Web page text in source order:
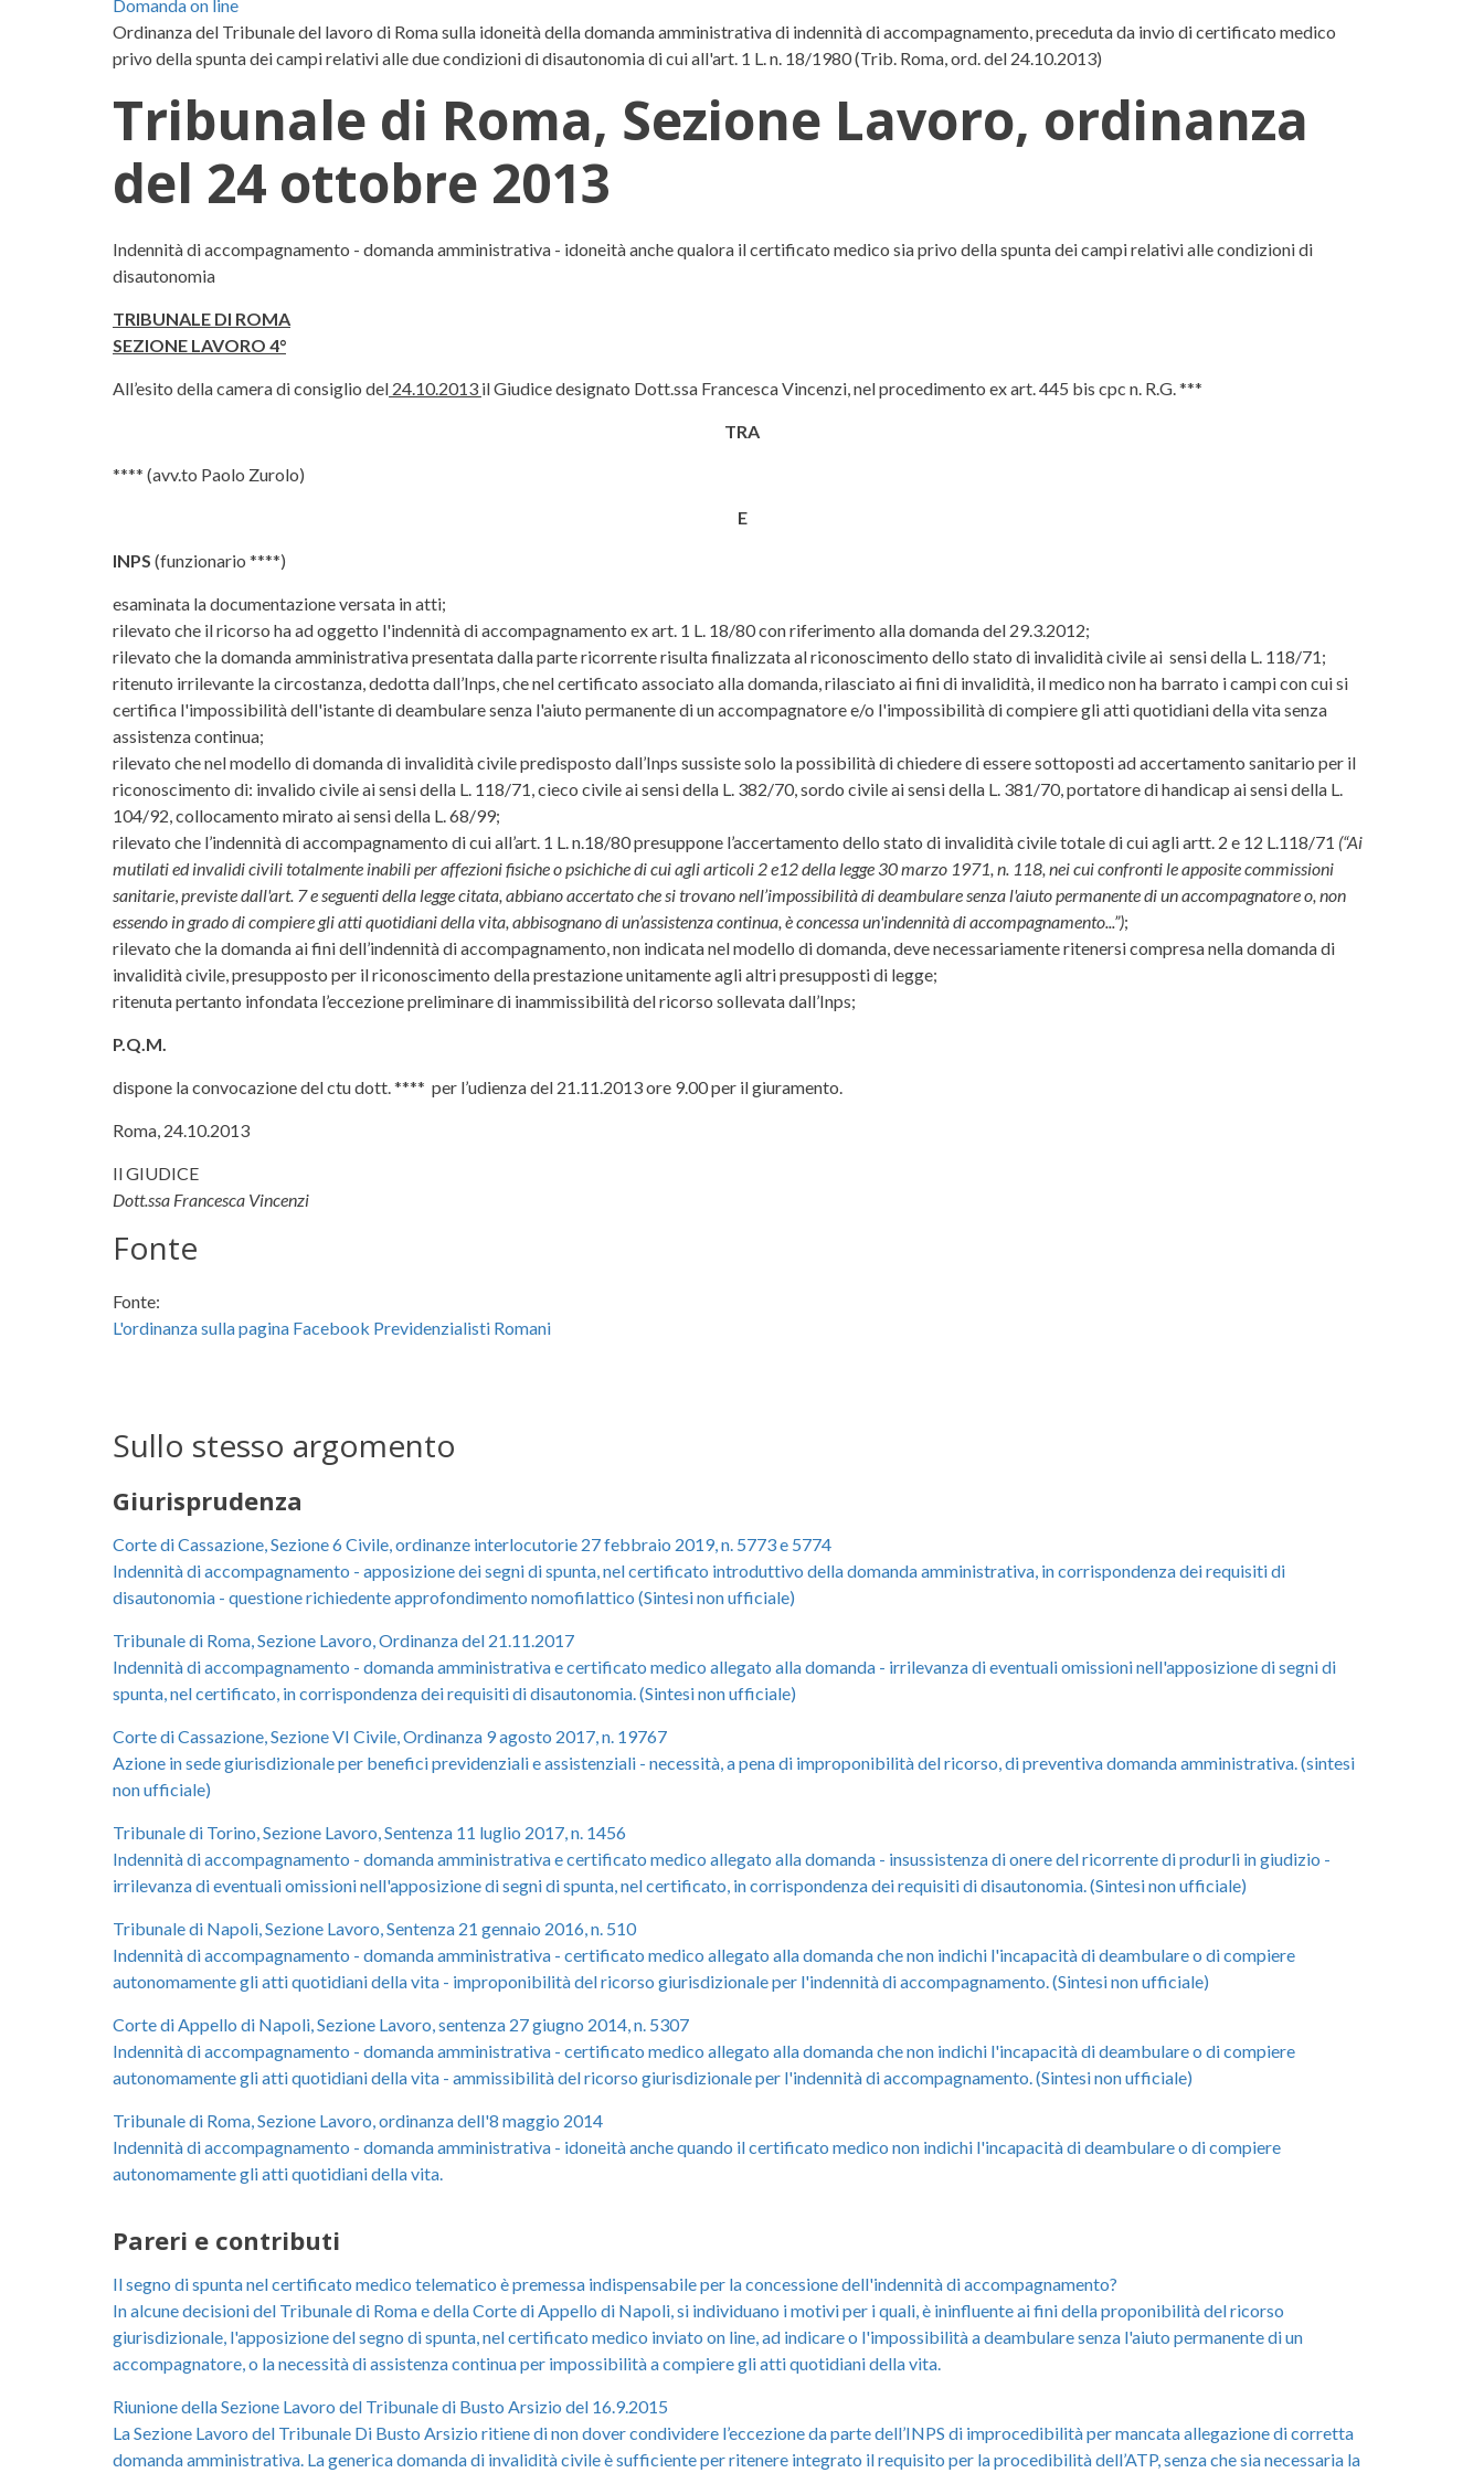
Domanda on line
Ordinanza del Tribunale del lavoro di Roma sulla idoneità della domanda amministrativa di indennità di accompagnamento, preceduta da invio di certificato medico
privo della spunta dei campi relativi alle due condizioni di disautonomia di cui all'art. 1 L. n. 18/1980 (Trib. Roma, ord. del 24.10.2013)
Tribunale di Roma, Sezione Lavoro, ordinanza
del 24 ottobre 2013
Tribunale di Roma, Sezione Lavoro, ordinanza del 24 ottobre 2013
Indennità di accompagnamento - domanda amministrativa - idoneità anche qualora il certificato medico sia privo della spunta dei campi relativi alle condizioni di
disautonomia
TRIBUNALE DI ROMA
SEZIONE LAVORO 4°
All’esito della camera di consiglio del 24.10.2013 il Giudice designato Dott.ssa Francesca Vincenzi, nel procedimento ex art. 445 bis cpc n. R.G. ***
TRA
**** (avv.to Paolo Zurolo)
E
INPS (funzionario ****)
esaminata la documentazione versata in atti;
rilevato che il ricorso ha ad oggetto l'indennità di accompagnamento ex art. 1 L. 18/80 con riferimento alla domanda del 29.3.2012;
rilevato che la domanda amministrativa presentata dalla parte ricorrente risulta finalizzata al riconoscimento dello stato di invalidità civile ai sensi della L. 118/71;
ritenuto irrilevante la circostanza, dedotta dall’Inps, che nel certificato associato alla domanda, rilasciato ai fini di invalidità, il medico non ha barrato i campi con cui si
certifica l'impossibilità dell'istante di deambulare senza l'aiuto permanente di un accompagnatore e/o l'impossibilità di compiere gli atti quotidiani della vita senza
assistenza continua;
rilevato che nel modello di domanda di invalidità civile predisposto dall’Inps sussiste solo la possibilità di chiedere di essere sottoposti ad accertamento sanitario per il
riconoscimento di: invalido civile ai sensi della L. 118/71, cieco civile ai sensi della L. 382/70, sordo civile ai sensi della L. 381/70, portatore di handicap ai sensi della L.
104/92, collocamento mirato ai sensi della L. 68/99;
rilevato che l’indennità di accompagnamento di cui all’art. 1 L. n.18/80 presuppone l’accertamento dello stato di invalidità civile totale di cui agli artt. 2 e 12 L.118/71 (“Ai
mutilati ed invalidi civili totalmente inabili per affezioni fisiche o psichiche di cui agli articoli 2 e12 della legge 30 marzo 1971, n. 118, nei cui confronti le apposite commissioni
sanitarie,previste dall'art. 7 e seguenti della legge citata, abbiano accertato che si trovano nell’impossibilità di deambulare senza l'aiuto permanente di un accompagnatore o, non
essendo in grado di compiere gli atti quotidiani della vita, abbisognano di un’assistenza continua, è concessa un'indennità di accompagnamento...”);
rilevato che la domanda ai fini dell’indennità di accompagnamento, non indicata nel modello di domanda, deve necessariamente ritenersi compresa nella domanda di
invalidità civile, presupposto per il riconoscimento della prestazione unitamente agli altri presupposti di legge;
ritenuta pertanto infondata l’eccezione preliminare di inammissibilità del ricorso sollevata dall’Inps;
P.Q.M.
dispone la convocazione del ctu dott. **** per l’udienza del 21.11.2013 ore 9.00 per il giuramento.
Roma, 24.10.2013
Il GIUDICE
Dott.ssa Francesca Vincenzi
Fonte
Fonte:
L'ordinanza sulla pagina Facebook Previdenzialisti Romani
Sullo stesso argomento
Giurisprudenza
Corte di Cassazione, Sezione 6 Civile, ordinanze interlocutorie 27 febbraio 2019, n. 5773 e 5774
Indennità di accompagnamento - apposizione dei segni di spunta, nel certificato introduttivo della domanda amministrativa, in corrispondenza dei requisiti di
disautonomia - questione richiedente approfondimento nomofilattico (Sintesi non ufficiale)
Tribunale di Roma, Sezione Lavoro, Ordinanza del 21.11.2017
Indennità di accompagnamento - domanda amministrativa e certificato medico allegato alla domanda - irrilevanza di eventuali omissioni nell'apposizione di segni di
spunta, nel certificato, in corrispondenza dei requisiti di disautonomia. (Sintesi non ufficiale)
Corte di Cassazione, Sezione VI Civile, Ordinanza 9 agosto 2017, n. 19767
Azione in sede giurisdizionale per benefici previdenziali e assistenziali - necessità, a pena di improponibilità del ricorso, di preventiva domanda amministrativa. (sintesi
non ufficiale)
Tribunale di Torino, Sezione Lavoro, Sentenza 11 luglio 2017, n. 1456
Indennità di accompagnamento - domanda amministrativa e certificato medico allegato alla domanda - insussistenza di onere del ricorrente di produrli in giudizio -
irrilevanza di eventuali omissioni nell'apposizione di segni di spunta, nel certificato, in corrispondenza dei requisiti di disautonomia. (Sintesi non ufficiale)
Tribunale di Napoli, Sezione Lavoro, Sentenza 21 gennaio 2016, n. 510
Indennità di accompagnamento - domanda amministrativa - certificato medico allegato alla domanda che non indichi l'incapacità di deambulare o di compiere
autonomamente gli atti quotidiani della vita - improponibilità del ricorso giurisdizionale per l'indennità di accompagnamento. (Sintesi non ufficiale)
Corte di Appello di Napoli, Sezione Lavoro, sentenza 27 giugno 2014, n. 5307
Indennità di accompagnamento - domanda amministrativa - certificato medico allegato alla domanda che non indichi l'incapacità di deambulare o di compiere
autonomamente gli atti quotidiani della vita - ammissibilità del ricorso giurisdizionale per l'indennità di accompagnamento. (Sintesi non ufficiale)
Tribunale di Roma, Sezione Lavoro, ordinanza dell'8 maggio 2014
Indennità di accompagnamento - domanda amministrativa - idoneità anche quando il certificato medico non indichi l'incapacità di deambulare o di compiere
autonomamente gli atti quotidiani della vita.
Pareri e contributi
Il segno di spunta nel certificato medico telematico è premessa indispensabile per la concessione dell'indennità di accompagnamento?
In alcune decisioni del Tribunale di Roma e della Corte di Appello di Napoli, si individuano i motivi per i quali, è ininfluente ai fini della proponibilità del ricorso
giurisdizionale, l'apposizione del segno di spunta, nel certificato medico inviato on line, ad indicare o l'impossibilità a deambulare senza l'aiuto permanente di un
accompagnatore, o la necessità di assistenza continua per impossibilità a compiere gli atti quotidiani della vita.
Riunione della Sezione Lavoro del Tribunale di Busto Arsizio del 16.9.2015
La Sezione Lavoro del Tribunale Di Busto Arsizio ritiene di non dover condividere l’eccezione da parte dell’INPS di improcedibilità per mancata allegazione di corretta
domanda amministrativa. La generica domanda di invalidità civile è sufficiente per ritenere integrato il requisito per la procedibilità dell’ATP, senza che sia necessaria la